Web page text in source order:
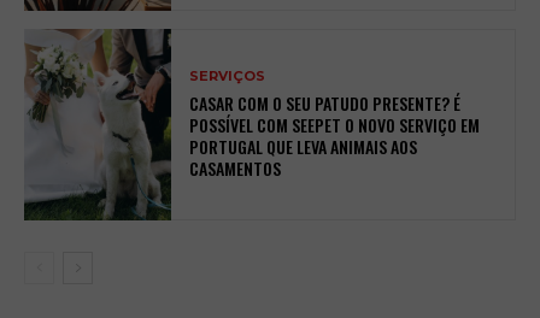
SERVIÇOS
CASAR COM O SEU PATUDO PRESENTE? É
POSSÍVEL COM SEEPET O NOVO SERVIÇO EM
PORTUGAL QUE LEVA ANIMAIS AOS
CASAMENTOS